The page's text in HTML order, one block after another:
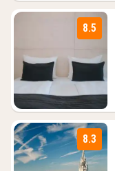
8.5
8.3